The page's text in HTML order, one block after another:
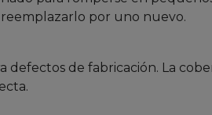
por uno nuevo.
defectos de fabricación. La